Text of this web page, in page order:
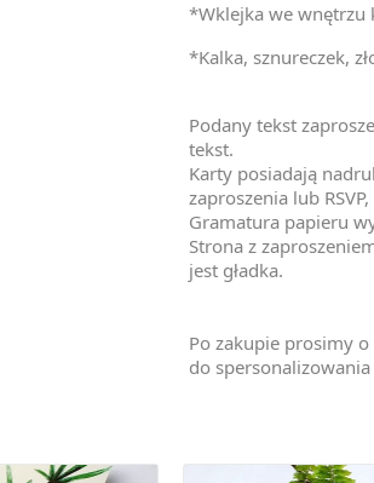
*Wklejka we wnętrzu
*Kalka, sznureczek,
Podany tekst
tekst.
Karty posiadają
zaproszenia lub
Gramatura papieru
Strona z
jest gładka.
Po zakupie prosimy
do